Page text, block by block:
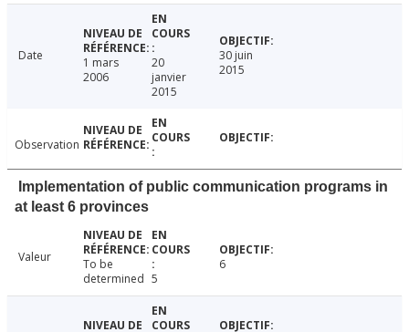
Date
1 mars
2006
20
janvier
2015
30 juin
2015
Observation
Implementation of public communication programs in
at least 6 provinces
Valeur
To be
determined 5
6